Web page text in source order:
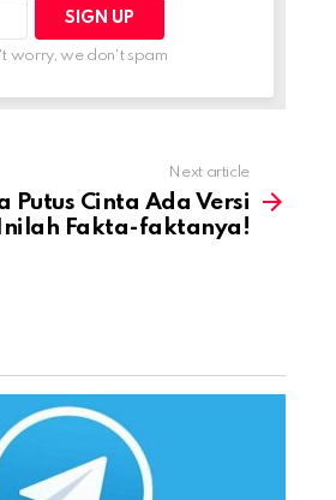
worry, we don't spam
Next article
Putus Cinta Ada Versi
Fakta-faktanya!